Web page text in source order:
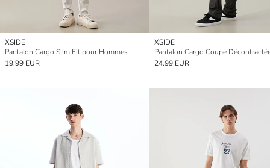
XSIDE
Pantalon Cargo Slim Fit pour Hommes
19.99 EUR
XSIDE
24.99 EUR